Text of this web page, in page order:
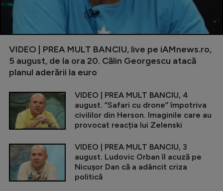
VIDEO | PREA MULT BANCIU, live pe iAMnews.ro,
5 august, de la ora 20. Călin Georgescu atacă
planul aderării la euro
VIDEO | PREA MULT BANCIU, 4
august. ”Safari cu drone” împotriva
civililor din Herson. Imaginile care au
provocat reacția lui Zelenski
VIDEO | PREA MULT BANCIU, 3
august. Ludovic Orban îl acuză pe
Nicușor Dan că a adâncit criza
politică